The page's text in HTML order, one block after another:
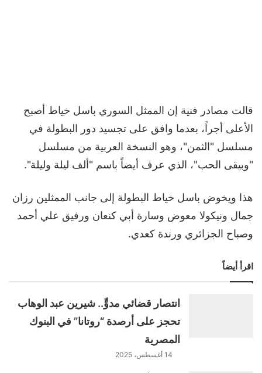
قالت مصادر فنية إن الممثل السوري باسل خياط أصبح
الأعلى أجراً، بعدما وافق على تجسيد دور البطولة في
مسلسل "الثمن"، وهو النسخة العربية من مسلسل
"وبيقى الحب"، الذي عرف أيضاً باسم "ألف ليلة وليلة".
هذا ويخوض باسل خياط البطولة إلى جانب الممثلين رزان
جمال ونيكولا معوض وسارة أبي كنعان ورفيق علي أحمد
وصباح الجزائري ورندة كعدي.
اقرأ أيضاً
انتصار قضائي مدوٍّ.. شيرين عبد الوهاب
تحجز على أرصدة “روتانا” في البنوك
المصرية
14 أغسطس، 2025